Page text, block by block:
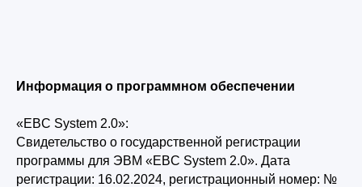
Информация о программном обеспечении
«EBC System 2.0»:
Свидетельство о государственной регистрации
программы для ЭВМ «EBC System 2.0». Дата
регистрации: 16.02.2024, регистрационный номер: №